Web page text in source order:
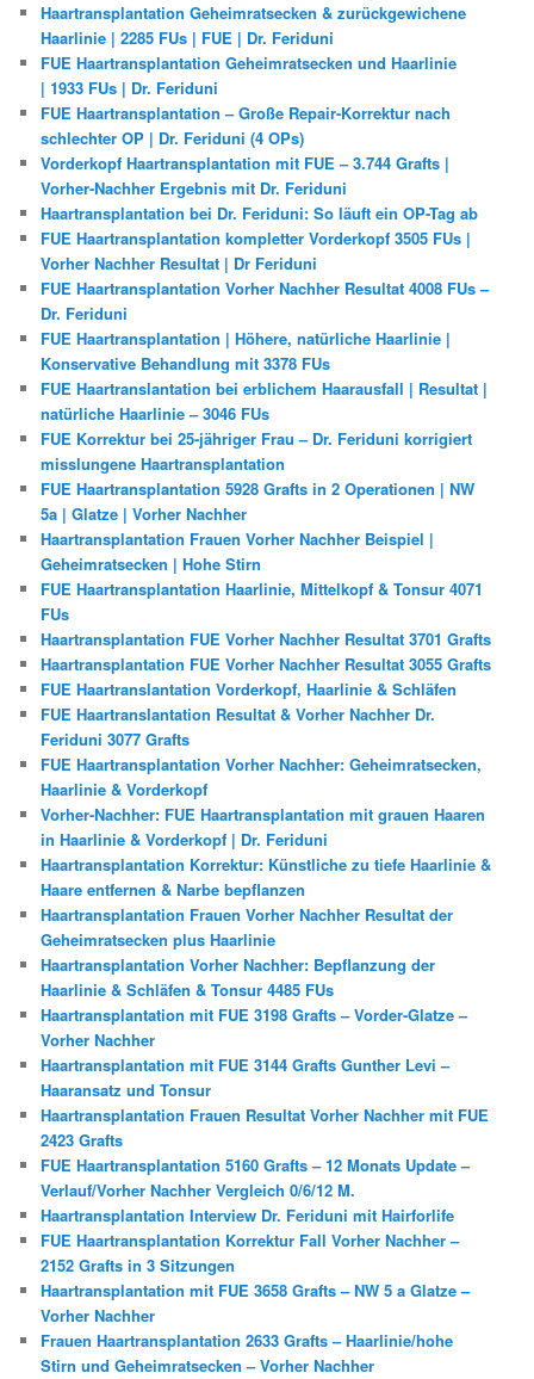
Haartransplantation Geheimratsecken & zurückgewichene
Haarlinie | 2285 FUs | FUE | Dr. Feriduni
FUE Haartransplantation Geheimratsecken und Haarlinie
| 1933 FUs | Dr. Feriduni
FUE Haartransplantation – Große Repair-Korrektur nach
schlechter OP | Dr. Feriduni (4 OPs)
Vorderkopf Haartransplantation mit FUE – 3.744 Grafts |
Vorher-Nachher Ergebnis mit Dr. Feriduni
Haartransplantation bei Dr. Feriduni: So läuft ein OP-Tag ab
FUE Haartransplantation kompletter Vorderkopf 3505 FUs |
Vorher Nachher Resultat | Dr Feriduni
FUE Haartransplantation Vorher Nachher Resultat 4008 FUs –
Dr. Feriduni
FUE Haartransplantation | Höhere, natürliche Haarlinie |
Konservative Behandlung mit 3378 FUs
FUE Haartranslantation bei erblichem Haarausfall | Resultat |
natürliche Haarlinie – 3046 FUs
FUE Korrektur bei 25-jähriger Frau – Dr. Feriduni korrigiert
misslungene Haartransplantation
FUE Haartransplantation 5928 Grafts in 2 Operationen | NW
5a | Glatze | Vorher Nachher
Haartransplantation Frauen Vorher Nachher Beispiel |
Geheimratsecken | Hohe Stirn
FUE Haartransplantation Haarlinie, Mittelkopf & Tonsur 4071
FUs
Haartransplantation FUE Vorher Nachher Resultat 3701 Grafts
Haartransplantation FUE Vorher Nachher Resultat 3055 Grafts
FUE Haartranslantation Vorderkopf, Haarlinie & Schläfen
FUE Haartranslantation Resultat & Vorher Nachher Dr.
Feriduni 3077 Grafts
FUE Haartransplantation Vorher Nachher: Geheimratsecken,
Haarlinie & Vorderkopf
Vorher-Nachher: FUE Haartransplantation mit grauen Haaren
in Haarlinie & Vorderkopf | Dr. Feriduni
Haartransplantation Korrektur: Künstliche zu tiefe Haarlinie &
Haare entfernen & Narbe bepflanzen
Haartransplantation Frauen Vorher Nachher Resultat der
Geheimratsecken plus Haarlinie
Haartransplantation Vorher Nachher: Bepflanzung der
Haarlinie & Schläfen & Tonsur 4485 FUs
Haartransplantation mit FUE 3198 Grafts – Vorder-Glatze –
Vorher Nachher
Haartransplantation mit FUE 3144 Grafts Gunther Levi –
Haaransatz und Tonsur
Haartransplantation Frauen Resultat Vorher Nachher mit FUE
2423 Grafts
FUE Haartransplantation 5160 Grafts – 12 Monats Update –
Verlauf/Vorher Nachher Vergleich 0/6/12 M.
Haartransplantation Interview Dr. Feriduni mit Hairforlife
FUE Haartransplantation Korrektur Fall Vorher Nachher –
2152 Grafts in 3 Sitzungen
Haartransplantation mit FUE 3658 Grafts – NW 5 a Glatze –
Vorher Nachher
Frauen Haartransplantation 2633 Grafts – Haarlinie/hohe
Stirn und Geheimratsecken – Vorher Nachher